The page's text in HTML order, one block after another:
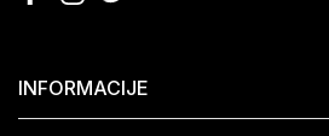
INFORMACIJE